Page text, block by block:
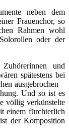
neben dem
Frauenchor, so
Rahmen wohl
oder der
und
spätestens bei
ausgebrochen –
Und so ist es
völlig verkünstelte
einem fürchterlich
der Komposition